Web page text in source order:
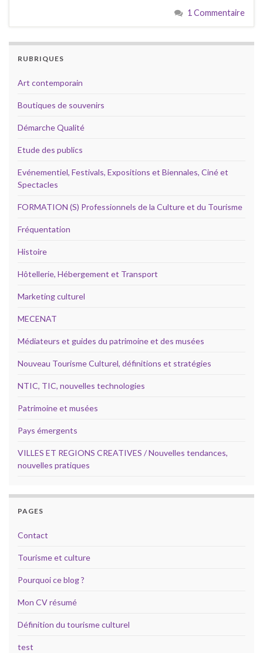
1 Commentaire
RUBRIQUES
Art contemporain
Boutiques de souvenirs
Démarche Qualité
Etude des publics
Evénementiel, Festivals, Expositions et Biennales, Ciné et
Spectacles
FORMATION (S) Professionnels de la Culture et du Tourisme
Fréquentation
Histoire
Hôtellerie, Hébergement et Transport
Marketing culturel
MECENAT
Médiateurs et guides du patrimoine et des musées
Nouveau Tourisme Culturel, définitions et stratégies
NTIC, TIC, nouvelles technologies
Patrimoine et musées
Pays émergents
VILLES ET REGIONS CREATIVES / Nouvelles tendances,
nouvelles pratiques
PAGES
Contact
Tourisme et culture
Pourquoi ce blog ?
Mon CV résumé
Définition du tourisme culturel
test